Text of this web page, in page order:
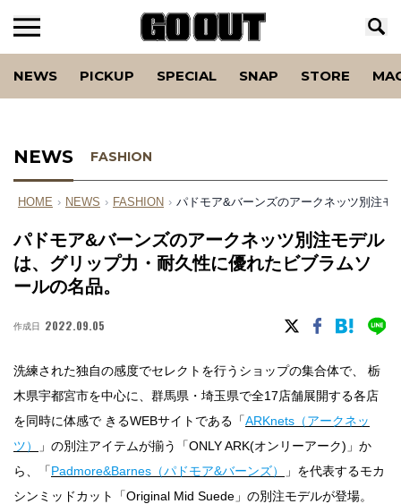
NEWS PICKUP SPECIAL SNAP STORE
NEWS FASHION
HOME › NEWS › FASHION › パドモア&バーンズのアークネッツ別注モ
パドモア&バーンズのアークネッツ別注モデル
は、グリップ力・耐久性に優れたビブラムソ
ールの名品。
作成日 2022.09.05
洗練された独自の感度でセレクトを行うショップの集合体で、 栃
木県宇都宮市を中心に、群馬県・埼玉県で全17店舗展開する各店
を同時に体感で きるWEBサイトである「ARKnets（アークネッ
ツ）
」の別注アイテムが揃う「ONLY ARK(オンリーアーク)」か
ら、「Padmore&Barnes（パドモア&バーンズ）
」を代表するモカ
シンミッドカット「Original Mid Suede」の別注モデルが登場。